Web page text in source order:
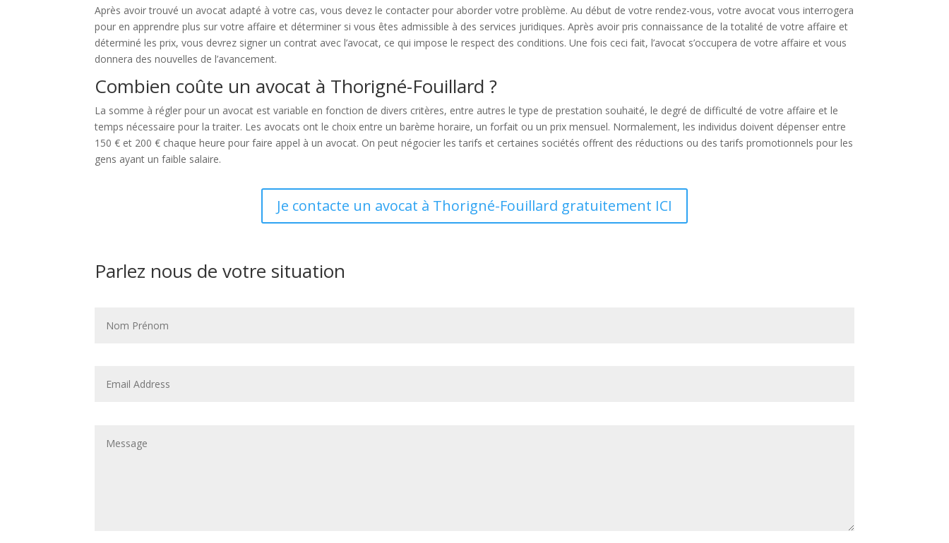
Après avoir trouvé un avocat adapté à votre cas, vous devez le contacter pour aborder votre problème. Au début de votre rendez-vous, votre avocat vous interrogera
pour en apprendre plus sur votre affaire et déterminer si vous êtes admissible à des services juridiques. Après avoir pris connaissance de la totalité de votre affaire et
déterminé les prix, vous devrez signer un contrat avec l’avocat, ce qui impose le respect des conditions. Une fois ceci fait, l’avocat s’occupera de votre affaire et vous
donnera des nouvelles de l’avancement.
Combien coûte un avocat à Thorigné-Fouillard ?
La somme à régler pour un avocat est variable en fonction de divers critères, entre autres le type de prestation souhaité, le degré de difficulté de votre affaire et le
temps nécessaire pour la traiter. Les avocats ont le choix entre un barème horaire, un forfait ou un prix mensuel. Normalement, les individus doivent dépenser entre
150 € et 200 € chaque heure pour faire appel à un avocat. On peut négocier les tarifs et certaines sociétés offrent des réductions ou des tarifs promotionnels pour les
gens ayant un faible salaire.
Je contacte un avocat à Thorigné-Fouillard gratuitement ICI
Parlez nous de votre situation